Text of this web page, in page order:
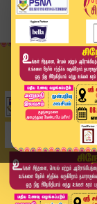
Home
வீடியோ
TVK